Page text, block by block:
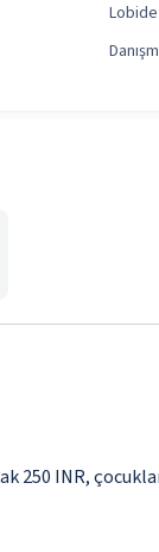
250 INR,